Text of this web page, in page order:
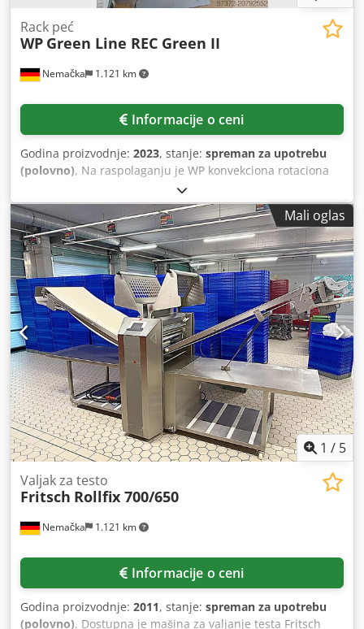
Nemačka 1.121 km
Rack peć
WP Green Line REC Green II
Informacije o ceni
Godina proizvodnje: 2023, stanje: spreman za upotrebu
(polovno), Na raspolaganju je WP konvekciona rotaciona
peć. Dimenzije plehova X/Y: 600mm/800mm, maksimalna
dijagonala kola za pečenje: 1070mm, maksimalna visina
kola: 1800mm, površina pečenja: 10m², maksimalno
opterećenje po telalu: 350kg. Dimenzije mašine X/Y/Z: cca
1550mm/1650mm/2550mm, težina: cca 2000kg,
upravljanje: Navigo 3. Dokumentacija dostupna. Moguć je
pregled na licu mesta. Dcodox Ivikopfx Ahgek
Mali oglas
1 / 5
Nemačka 1.121 km
Valjak za testo
Fritsch Rollfix 700/650
Informacije o ceni
Godina proizvodnje: 2011, stanje: spreman za upotrebu
(polovno), Dostupna je mašina za valjanje testa Fritsch